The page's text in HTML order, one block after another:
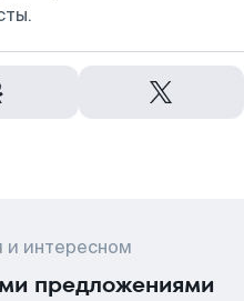
и интересном
предложениями